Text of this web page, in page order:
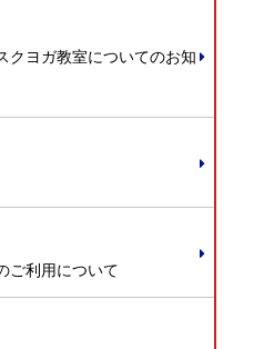
クヨガ教室についてのお知
ご利用について